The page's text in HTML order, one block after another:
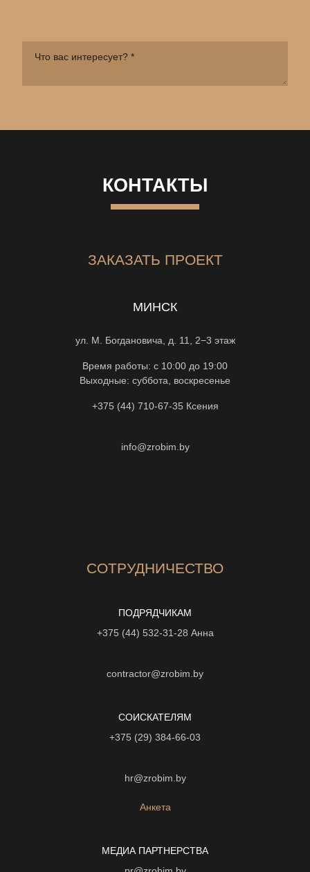
КОНТАКТЫ
ЗАКАЗАТЬ ПРОЕКТ
МИНСК
ул. М. Богдановича, д. 11, 2−3 этаж
Время работы: с 10:00 до 19:00
Выходные: суббота, воскресенье
+375 (44) 710-67-35 Ксения
info@zrobim.by
СОТРУДНИЧЕСТВО
ПОДРЯДЧИКАМ
+375 (44) 532-31-28 Анна
contractor@zrobim.by
СОИСКАТЕЛЯМ
+375 (29) 384-66-03
hr@zrobim.by
Анкета
МЕДИА ПАРТНЕРСТВА